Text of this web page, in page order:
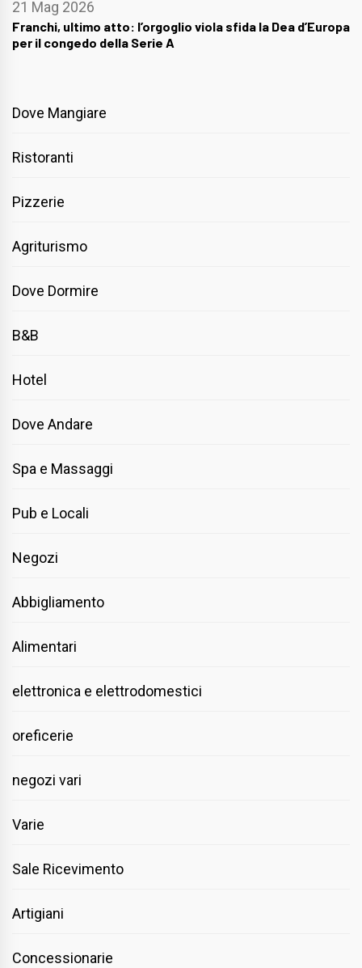
21 Mag 2026
Franchi, ultimo atto: l’orgoglio viola sfida la Dea d’Europa
per il congedo della Serie A
Dove Mangiare
Ristoranti
Pizzerie
Agriturismo
Dove Dormire
B&B
Hotel
Dove Andare
Spa e Massaggi
Pub e Locali
Negozi
Abbigliamento
Alimentari
elettronica e elettrodomestici
oreficerie
negozi vari
Varie
Sale Ricevimento
Artigiani
Concessionarie